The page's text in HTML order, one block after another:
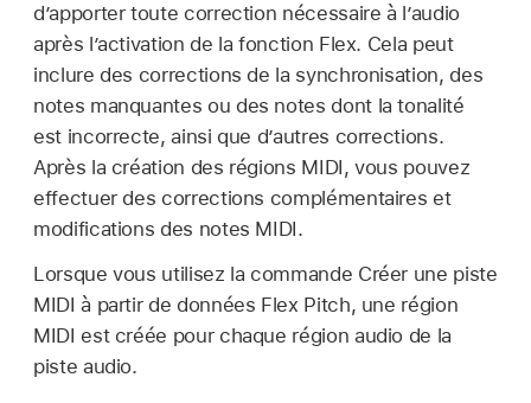
d’apporter toute correction nécessaire à l’audio
après l’activation de la fonction Flex. Cela peut
inclure des corrections de la synchronisation, des
notes manquantes ou des notes dont la tonalité
est incorrecte, ainsi que d’autres corrections.
Après la création des régions MIDI, vous pouvez
effectuer des corrections complémentaires et
modifications des notes MIDI.
Lorsque vous utilisez la commande Créer une piste
MIDI à partir de données Flex Pitch, une région
MIDI est créée pour chaque région audio de la
piste audio.